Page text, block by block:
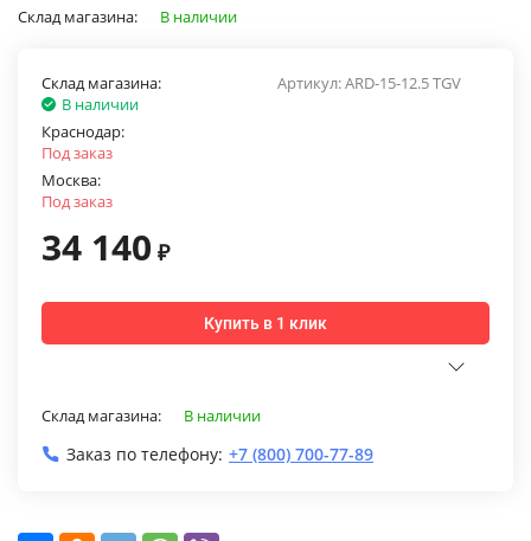
Склад магазина: В наличии
Артикул:ARD-15-12.5 TGV
Склад магазина:
В наличии
Краснодар:
Под заказ
Москва:
Под заказ
34 140 ₽
Купить в 1 клик
Склад магазина: В наличии
Заказ по телефону: +7 (800) 700-77-89